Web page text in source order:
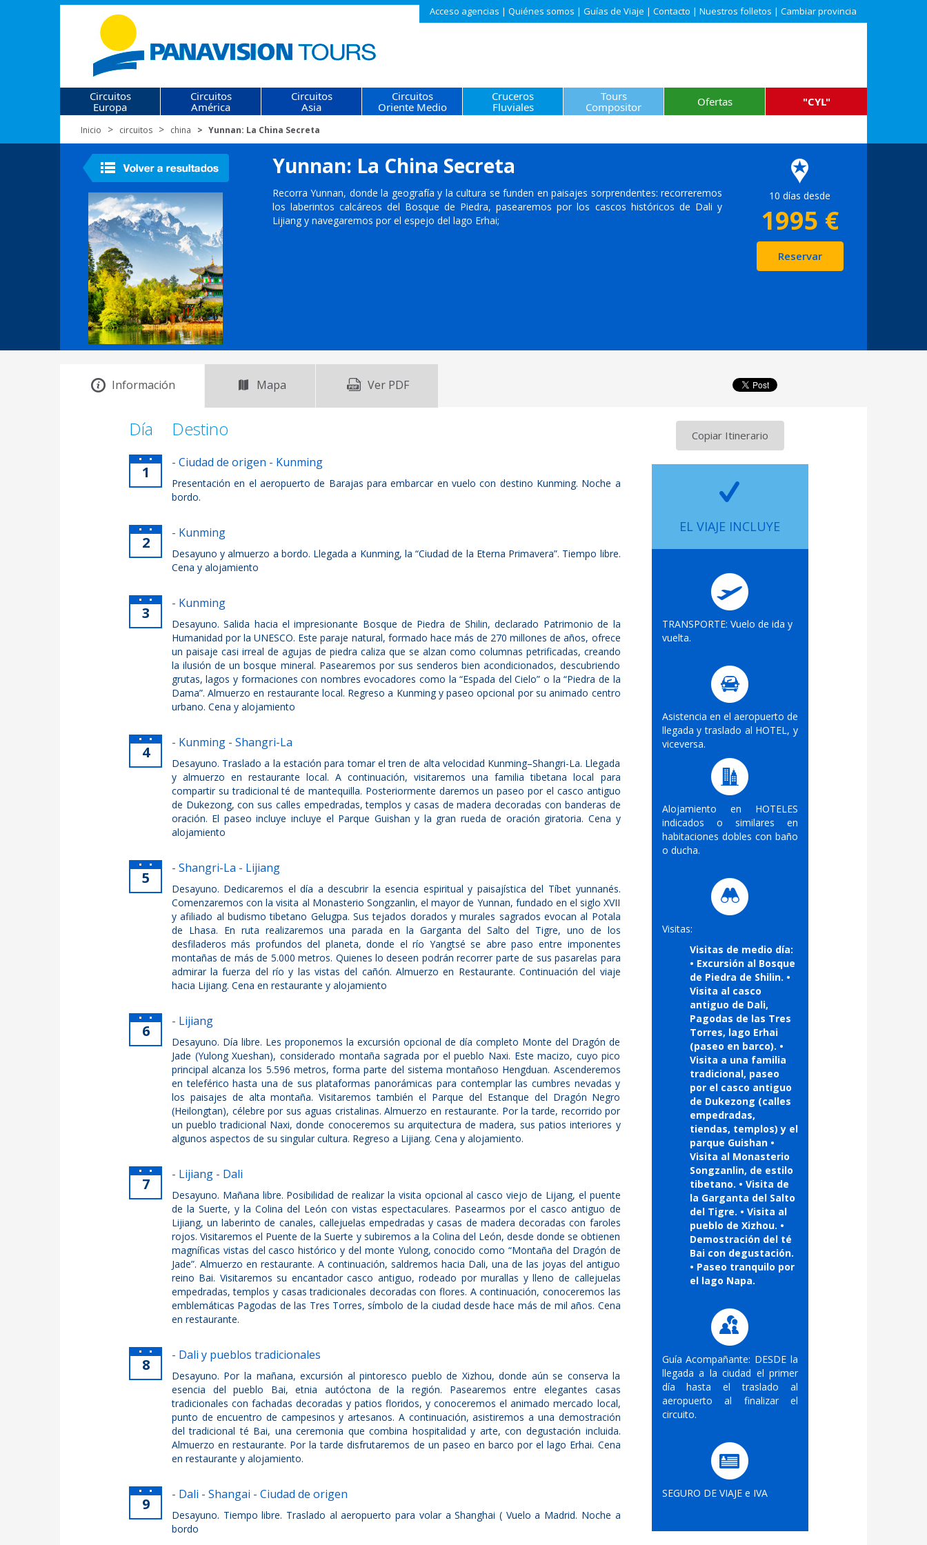
Acceso agencias | Quiénes somos | Guías de Viaje | Contacto | Nuestros folletos | Cambiar provincia
Circuitos
Europa
Circuitos
América
Circuitos
Asia
Circuitos
Oriente Medio
Cruceros
Fluviales
Tours
Compositor
Ofertas "CYL"
Inicio circuitos china Yunnan: La China Secreta
Yunnan: La China Secreta
Recorra Yunnan, donde la geografía y la cultura se funden en paisajes sorprendentes: recorreremos
los laberintos calcáreos del Bosque de Piedra, pasearemos por los cascos históricos de Dali y
Lijiang y navegaremos por el espejo del lago Erhai;
10 días desde
1995 €
Reservar
Información Mapa Ver PDF
Día Destino
1
- Ciudad de origen - Kunming
Presentación en el aeropuerto de Barajas para embarcar en vuelo con destino Kunming. Noche a
bordo.
2
- Kunming
Desayuno y almuerzo a bordo. Llegada a Kunming, la “Ciudad de la Eterna Primavera”. Tiempo libre.
Cena y alojamiento
3
- Kunming
Desayuno. Salida hacia el impresionante Bosque de Piedra de Shilin, declarado Patrimonio de la
Humanidad por la UNESCO. Este paraje natural, formado hace más de 270 millones de años, ofrece
un paisaje casi irreal de agujas de piedra caliza que se alzan como columnas petrificadas, creando
la ilusión de un bosque mineral. Pasearemos por sus senderos bien acondicionados, descubriendo
grutas, lagos y formaciones con nombres evocadores como la “Espada del Cielo” o la “Piedra de la
Dama”. Almuerzo en restaurante local. Regreso a Kunming y paseo opcional por su animado centro
urbano. Cena y alojamiento
4
- Kunming - Shangri-La
Desayuno. Traslado a la estación para tomar el tren de alta velocidad Kunming–Shangri-La. Llegada
y almuerzo en restaurante local. A continuación, visitaremos una familia tibetana local para
compartir su tradicional té de mantequilla. Posteriormente daremos un paseo por el casco antiguo
de Dukezong, con sus calles empedradas, templos y casas de madera decoradas con banderas de
oración. El paseo incluye incluye el Parque Guishan y la gran rueda de oración giratoria. Cena y
alojamiento
5
- Shangri-La - Lijiang
Desayuno. Dedicaremos el día a descubrir la esencia espiritual y paisajística del Tíbet yunnanés.
Comenzaremos con la visita al Monasterio Songzanlin, el mayor de Yunnan, fundado en el siglo XVII
y afiliado al budismo tibetano Gelugpa. Sus tejados dorados y murales sagrados evocan al Potala
de Lhasa. En ruta realizaremos una parada en la Garganta del Salto del Tigre, uno de los
desfiladeros más profundos del planeta, donde el río Yangtsé se abre paso entre imponentes
montañas de más de 5.000 metros. Quienes lo deseen podrán recorrer parte de sus pasarelas para
admirar la fuerza del río y las vistas del cañón. Almuerzo en Restaurante. Continuación del viaje
hacia Lijiang. Cena en restaurante y alojamiento
6
- Lijiang
Desayuno. Día libre. Les proponemos la excursión opcional de día completo Monte del Dragón de
Jade (Yulong Xueshan), considerado montaña sagrada por el pueblo Naxi. Este macizo, cuyo pico
principal alcanza los 5.596 metros, forma parte del sistema montañoso Hengduan. Ascenderemos
en teleférico hasta una de sus plataformas panorámicas para contemplar las cumbres nevadas y
los paisajes de alta montaña. Visitaremos también el Parque del Estanque del Dragón Negro
(Heilongtan), célebre por sus aguas cristalinas. Almuerzo en restaurante. Por la tarde, recorrido por
un pueblo tradicional Naxi, donde conoceremos su arquitectura de madera, sus patios interiores y
algunos aspectos de su singular cultura. Regreso a Lijiang. Cena y alojamiento.
7
- Lijiang - Dali
Desayuno. Mañana libre. Posibilidad de realizar la visita opcional al casco viejo de Lijang, el puente
de la Suerte, y la Colina del León con vistas espectaculares. Pasearmos por el casco antiguo de
Lijiang, un laberinto de canales, callejuelas empedradas y casas de madera decoradas con faroles
rojos. Visitaremos el Puente de la Suerte y subiremos a la Colina del León, desde donde se obtienen
magníficas vistas del casco histórico y del monte Yulong, conocido como “Montaña del Dragón de
Jade”. Almuerzo en restaurante. A continuación, saldremos hacia Dali, una de las joyas del antiguo
reino Bai. Visitaremos su encantador casco antiguo, rodeado por murallas y lleno de callejuelas
empedradas, templos y casas tradicionales decoradas con flores. A continuación, conoceremos las
emblemáticas Pagodas de las Tres Torres, símbolo de la ciudad desde hace más de mil años. Cena
en restaurante.
8
- Dali y pueblos tradicionales
Desayuno. Por la mañana, excursión al pintoresco pueblo de Xizhou, donde aún se conserva la
esencia del pueblo Bai, etnia autóctona de la región. Pasearemos entre elegantes casas
tradicionales con fachadas decoradas y patios floridos, y conoceremos el animado mercado local,
punto de encuentro de campesinos y artesanos. A continuación, asistiremos a una demostración
del tradicional té Bai, una ceremonia que combina hospitalidad y arte, con degustación incluida.
Almuerzo en restaurante. Por la tarde disfrutaremos de un paseo en barco por el lago Erhai. Cena
en restaurante y alojamiento.
9
- Dali - Shangai - Ciudad de origen
Desayuno. Tiempo libre. Traslado al aeropuerto para volar a Shanghai ( Vuelo a Madrid. Noche a
bordo
Copiar Itinerario
EL VIAJE INCLUYE
TRANSPORTE: Vuelo de ida y
vuelta.
Asistencia en el aeropuerto de
llegada y traslado al HOTEL, y
viceversa.
Alojamiento en HOTELES
indicados o similares en
habitaciones dobles con baño
o ducha.
Visitas:
Visitas de medio día:
• Excursión al Bosque
de Piedra de Shilin. •
Visita al casco
antiguo de Dali,
Pagodas de las Tres
Torres, lago Erhai
(paseo en barco). •
Visita a una familia
tradicional, paseo
por el casco antiguo
de Dukezong (calles
empedradas,
tiendas, templos) y el
parque Guishan •
Visita al Monasterio
Songzanlin, de estilo
tibetano. • Visita de
la Garganta del Salto
del Tigre. • Visita al
pueblo de Xizhou. •
Demostración del té
Bai con degustación.
• Paseo tranquilo por
el lago Napa.
Guía Acompañante: DESDE la
llegada a la ciudad el primer
día hasta el traslado al
aeropuerto al finalizar el
circuito.
SEGURO DE VIAJE e IVA